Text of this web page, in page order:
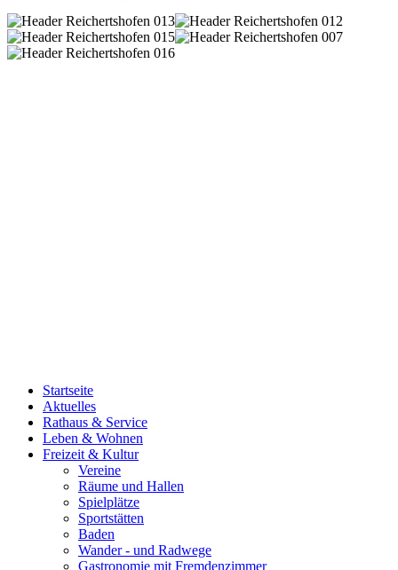
Startseite
Aktuelles
Rathaus & Service
Leben & Wohnen
Freizeit & Kultur
Vereine
Räume und Hallen
Spielplätze
Sportstätten
Baden
Wander - und Radwege
Gastronomie mit Fremdenzimmer